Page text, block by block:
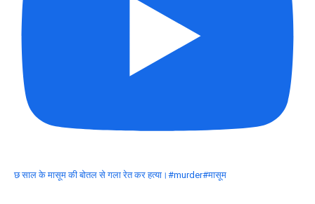
छ साल के मासूम की बोतल से गला रेत कर हत्या।#murder#मासूम